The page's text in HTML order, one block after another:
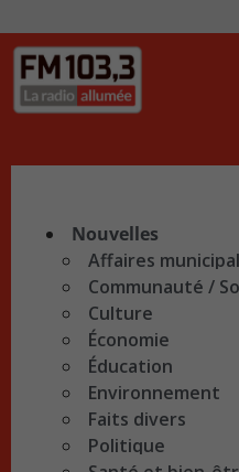
Nouvelles
Affaires
Communauté /
Culture
Économie
Éducation
Environnement
Faits divers
Politique